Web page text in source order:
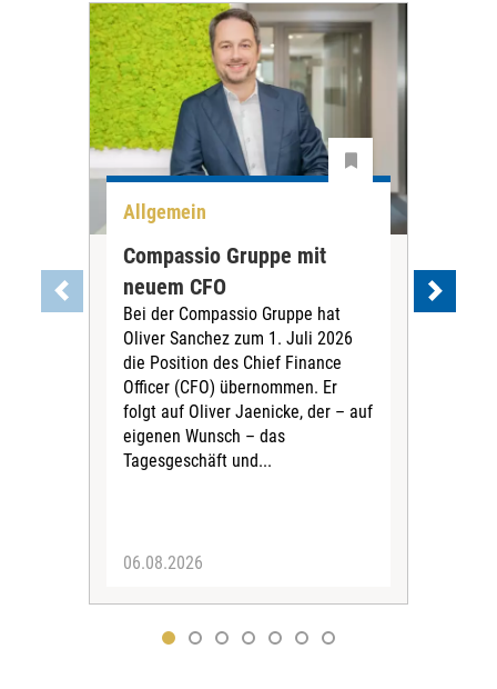
Allgemein
Compassio Gruppe mit
neuem CFO
Bei der Compassio Gruppe hat
Oliver Sanchez zum 1. Juli 2026
die Position des Chief Finance
Officer (CFO) übernommen. Er
folgt auf Oliver Jaenicke, der – auf
eigenen Wunsch – das
Tagesgeschäft und...
06.08.2026